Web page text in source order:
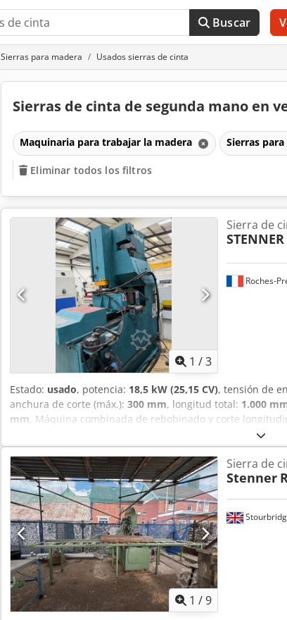
Buscar
Sierras para madera Usados sierras de cinta
Sierras de cinta de segunda mano en
Maquinaria para trabajar la madera Sierras
Eliminar todos los filtros
1 /3
Roches-
Sierra de
STENNER
Estado: usado, potencia: 18,5 kW (25,15 CV), tensión de
anchura de corte (máx.): 300 mm, longitud total: 1.000
mm, Máquina combinada de rebobinado y corte
hidráulico. Codpfx Aiszh Dz Ee Deha Opcional: sistema
mm. Ancho de la hoja de sierra: 100 mm. Velocidad
1 /9
Sierra de
Stenner